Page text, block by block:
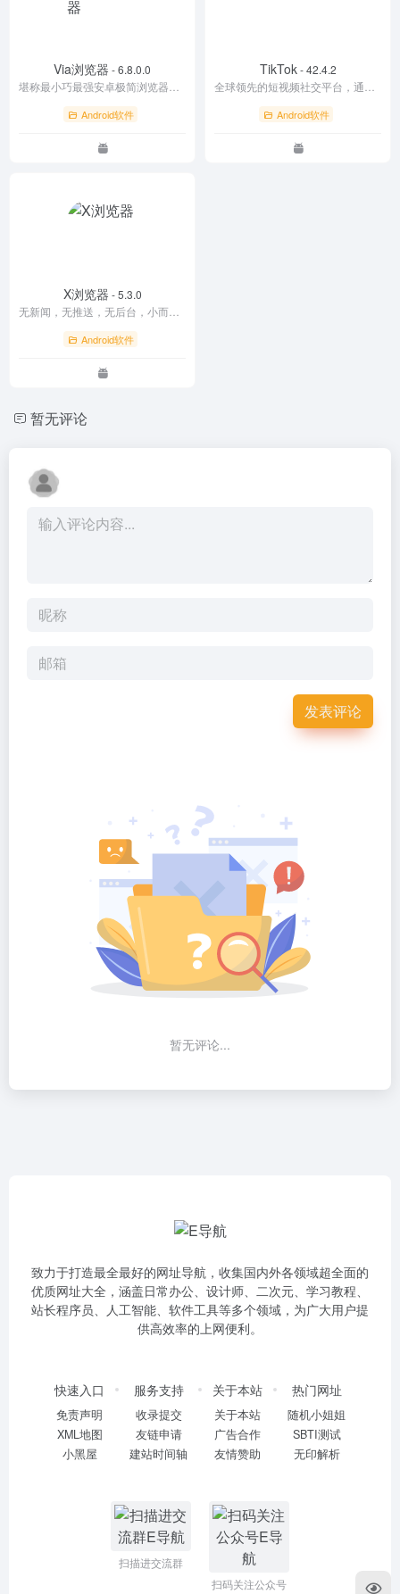
Via浏览器 - 6.8.0.0
Android软件
TikTok- 42.4.2
Android软件
X浏览器 - 5.3.0
Android软件
暂无评论
发表评论
暂无评论...
致力于打造最全最好的网址导航，收集国内外各领域超全面的
优质网址大全，涵盖日常办公、设计师、二次元、学习教程、
站长程序员、人工智能、软件工具等多个领域，为广大用户提
供高效率的上网便利。
快速入口
免责声明
XML地图
小黑屋
服务支持
收录提交
友链申请
建站时间轴
关于本站
关于本站
广告合作
友情赞助
热门网址
随机小姐姐
SBTI测试
无印解析
扫描进交流群
扫码关注公众号